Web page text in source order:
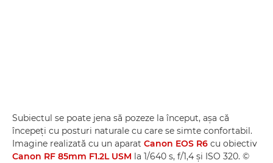
Subiectul se poate jena să pozeze la început, aşa că
începeţi cu posturi naturale cu care se simte confortabil.
Imagine realizată cu un aparat Canon EOS R6 cu obiectiv
Canon RF 85mm F1.2L USM la 1/640 s, f/1,4 şi ISO 320. ©